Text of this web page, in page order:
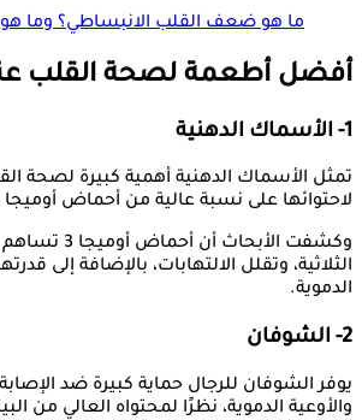
ما هو ضعف القلب الانبساطي؟ وما هو
أفضل أطعمة لصحة القلب
1- الأسماك الدهنية
تمثل الأسماك الدهنية أهمية كبيرة لصحة
لاحتوائها على نسبة عالية من أحماض أوميجا 3.
وكشفت الأبحاث
الثلاثية، وتقلل الالتهابات، بالإضافة إلى
الدموية.
2- الشوفان
يوفر الشوفان للرجال حماية كبيرة ضد
والأوعية الدموية، نظرًا لمحتواه العالي من